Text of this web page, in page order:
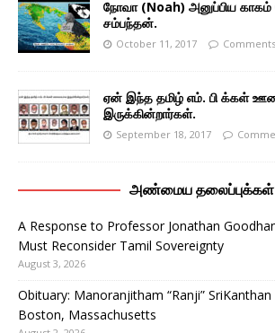
நோவா (Noah) அனுப்பிய
சம்பந்தன்.
October 11, 2017
ஏன் இந்த தமிழ் எம். பி க்கள்
இருக்கின்றார்கள்.
September 18, 2017
அண்மைய தலைப்புக்கள்
A Response to Professor Jonathan
Must Reconsider Tamil Sovereignty
August 3, 2026
Obituary: Manoranjitham “Ranji”
Boston, Massachusetts